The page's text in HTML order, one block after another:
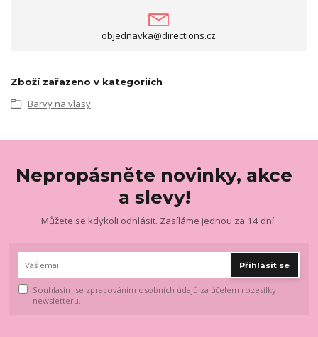
objednavka@directions.cz
Zboží zařazeno v kategoriích
Barvy na vlasy
Nepropásněte novinky, akce
a slevy!
Můžete se kdykoli odhlásit. Zasíláme jednou za 14 dní.
Přihlásit se
Souhlasím se zpracováním osobních údajů za účelem rozesílky
newsletteru.